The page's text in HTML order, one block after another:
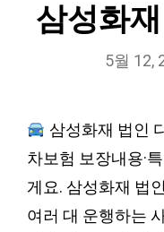
삼성화
5월 12,
삼성화재 법인
차보험 보장내용·
게요. 삼성화재 법
여러 대 운행하는